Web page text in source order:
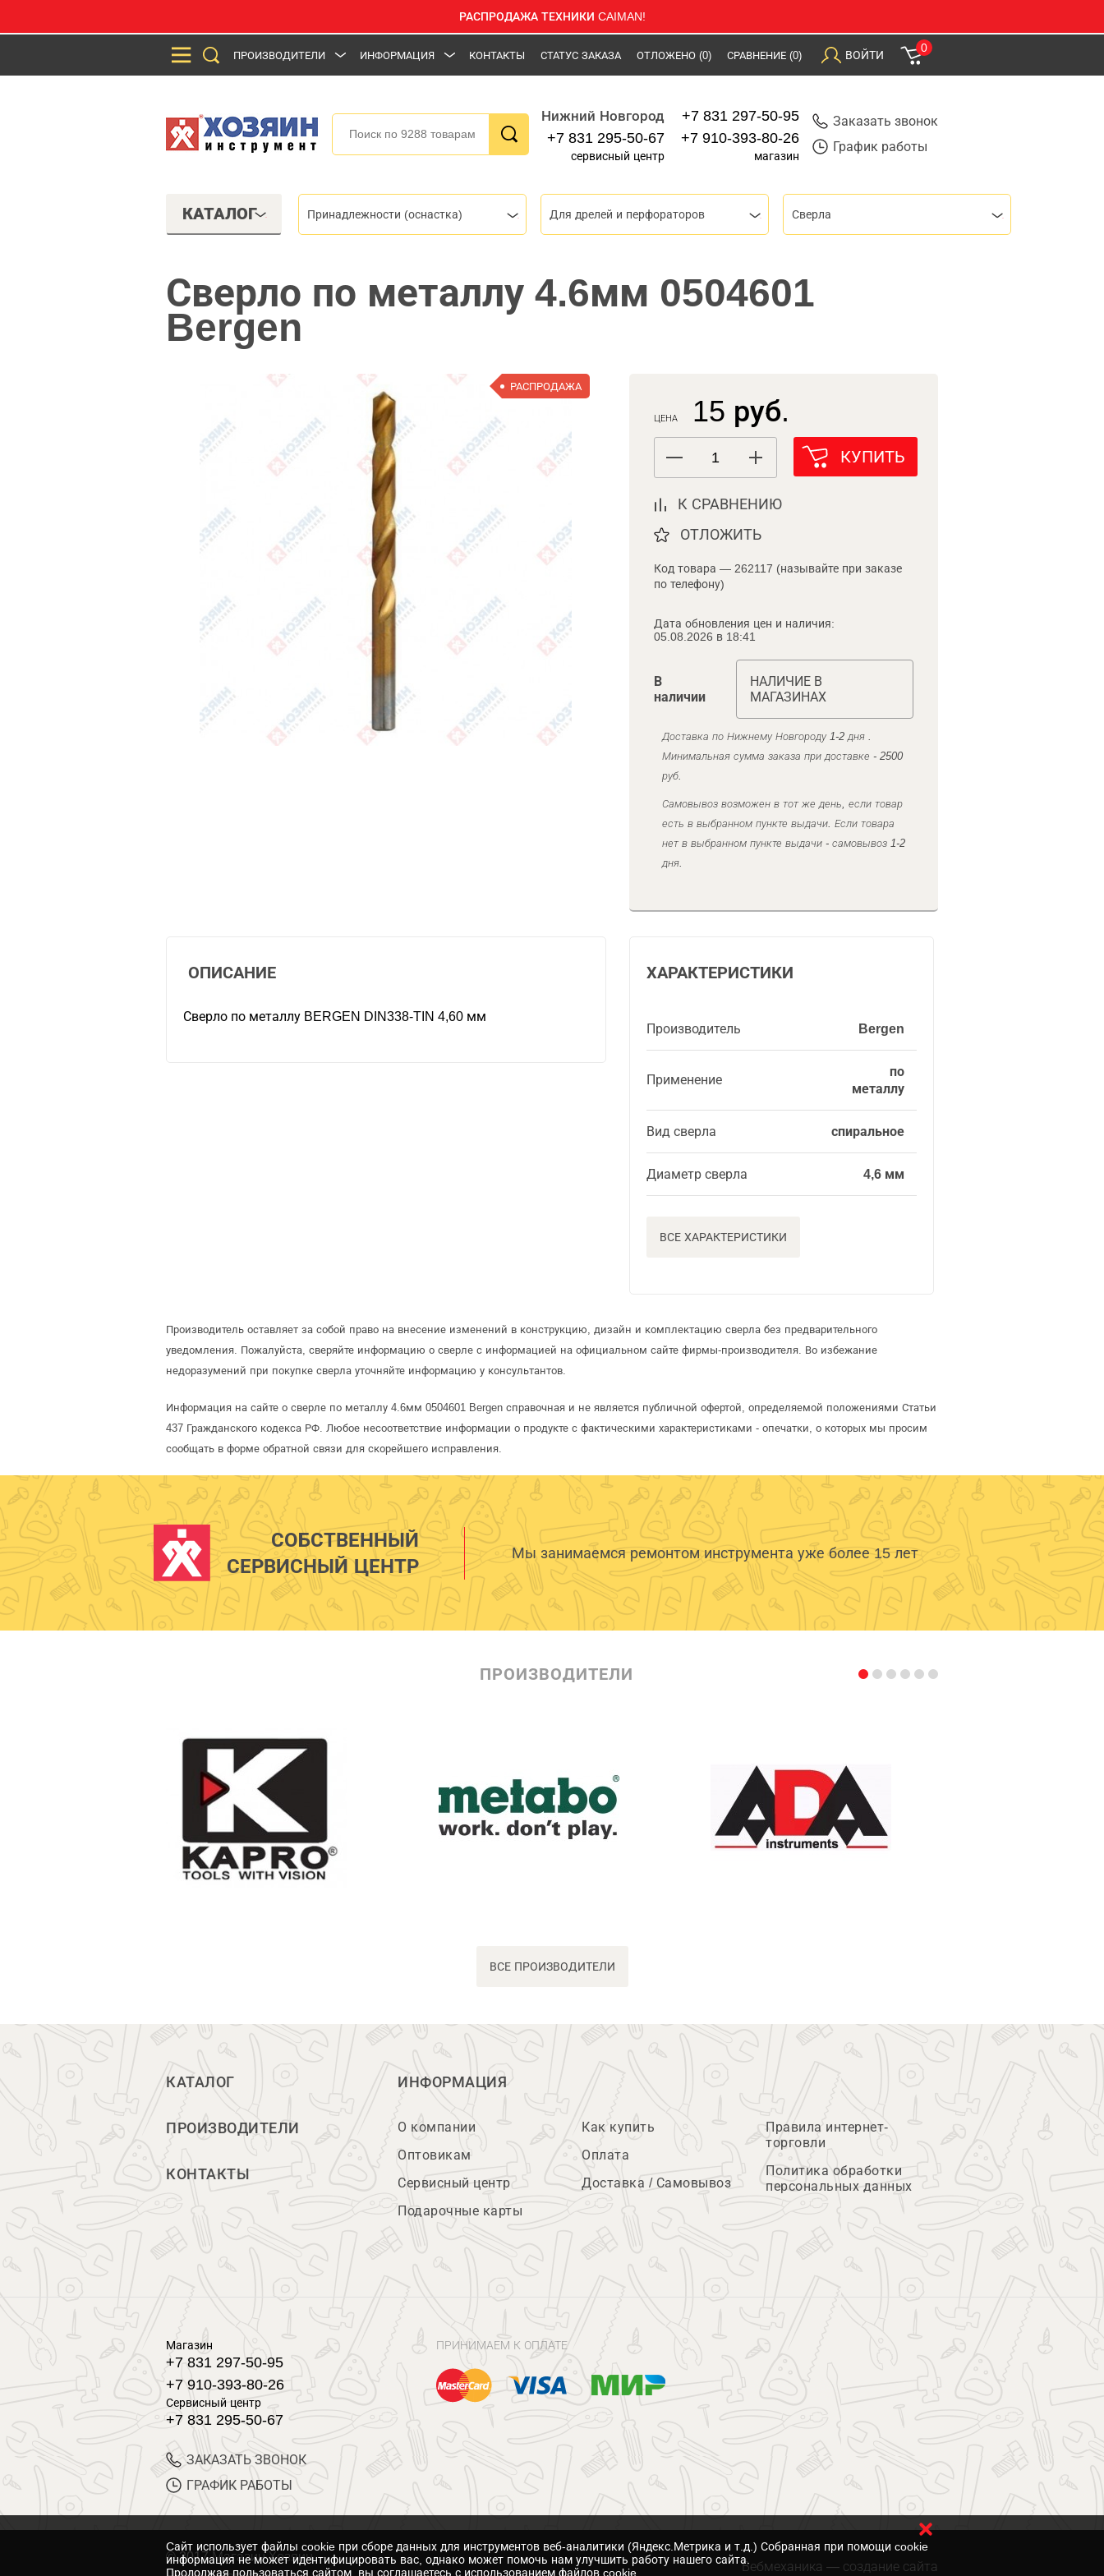
РАСПРОДАЖА ТЕХНИКИ CAIMAN!
ПРОИЗВОДИТЕЛИ ИНФОРМАЦИЯ КОНТАКТЫ СТАТУС ЗАКАЗА ОТЛОЖЕНО (0) СРАВНЕНИЕ (0) ВОЙТИ
0
Нижний Новгород
+7 831 295-50-67
сервисный центр
+7 831 297-50-95
+7 910-393-80-26
магазин
Заказать звонок
График работы
КАТАЛОГ Принадлежности (оснастка) Для дрелей и перфораторов Сверла
Сверло по металлу 4.6мм 0504601
Bergen
РАСПРОДАЖА
ЦЕНА 15 руб.
КУПИТЬ
К СРАВНЕНИЮ
ОТЛОЖИТЬ
Код товара — 262117 (называйте при заказе
по телефону)
Дата обновления цен и наличия:
05.08.2026 в 18:41
В
наличии
НАЛИЧИЕ В
МАГАЗИНАХ
Доставка по Нижнему Новгороду 1-2 дня .
Минимальная сумма заказа при доставке - 2500
руб.
Самовывоз возможен в тот же день, если товар
есть в выбранном пункте выдачи. Если товара
нет в выбранном пункте выдачи - самовывоз 1-2
дня.
ХАРАКТЕРИСТИКИ
Производитель Bergen
Применение
по
металлу
Вид сверла спиральное
Диаметр сверла 4,6 мм
ВСЕ ХАРАКТЕРИСТИКИ
ОПИСАНИЕ
Сверло по металлу BERGEN DIN338-TIN 4,60 мм
Производитель оставляет за собой право на внесение изменений в конструкцию, дизайн и комплектацию сверла без предварительного
уведомления. Пожалуйста, сверяйте информацию о сверле с информацией на официальном сайте фирмы-производителя. Во избежание
недоразумений при покупке сверла уточняйте информацию у консультантов.
Информация на сайте о сверле по металлу 4.6мм 0504601 Bergen справочная и не является публичной офертой, определяемой положениями Статьи
437 Гражданского кодекса РФ. Любое несоответствие информации о продукте с фактическими характеристиками - опечатки, о которых мы просим
сообщать в форме обратной связи для скорейшего исправления.
СОБСТВЕННЫЙ
СЕРВИСНЫЙ ЦЕНТР
Мы занимаемся ремонтом инструмента уже более 15 лет
ПРОИЗВОДИТЕЛИ
ВСЕ ПРОИЗВОДИТЕЛИ
КАТАЛОГ
ПРОИЗВОДИТЕЛИ
КОНТАКТЫ
ИНФОРМАЦИЯ
О компании
Оптовикам
Сервисный центр
Подарочные карты
Как купить
Оплата
Доставка / Самовывоз
Правила интернет-
торговли
Политика обработки
персональных данных
Магазин
+7 831 297-50-95
+7 910-393-80-26
Сервисный центр
+7 831 295-50-67
ЗАКАЗАТЬ ЗВОНОК
ГРАФИК РАБОТЫ
ПРИНИМАЕМ К ОПЛАТЕ
© 2017 Магазин Хозяин
Вебмеханика — создание сайта
Cайт использует файлы cookie при сборе данных для инструментов веб-аналитики (Яндекс.Метрика и т.д.) Собранная при помощи cookie
информация не может идентифицировать вас, однако может помочь нам улучшить работу нашего сайта.
Продолжая пользоваться сайтом, вы соглашаетесь с использованием файлов cookie.